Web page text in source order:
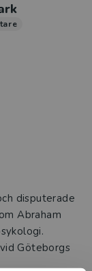
disputerade
Abraham
Göteborgs